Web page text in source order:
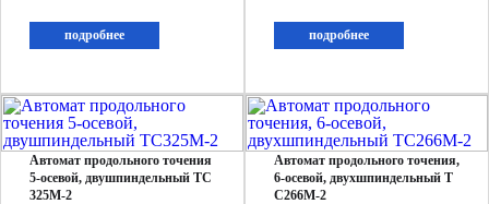
подробнее подробнее
Автомат продольного точения
5-осевой, двушпиндельный TC
325М-2
Автомат продольного точения,
6-осевой, двухшпиндельный T
C266М-2